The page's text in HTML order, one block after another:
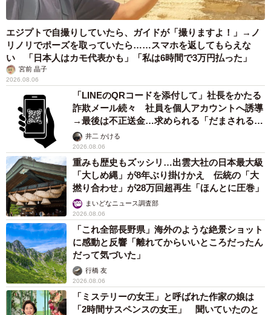
エジプトで自撮りしていたら、ガイドが「撮りますよ！」→ノ
リノリでポーズを取っていたら……スマホを返してもらえな
い 「日本人はカモ代表かも」「私は6時間で3万円払った」
宮前 晶子
2026.08.06
「LINEのQRコードを添付して」社長をかたる
詐欺メール続々 社員を個人アカウントへ誘導
→最後は不正送金…求められる「だまされる前
提」の対策
井二 かける
2026.08.06
重みも歴史もズッシリ…出雲大社の日本最大級
「大しめ縄」が8年ぶり掛けかえ 伝統の「大
撚り合わせ」が28万回超再生「ほんとに圧巻」
まいどなニュース調査部
2026.08.06
「これ全部長野県」海外のような絶景ショット
に感動と反響「離れてからいいところだったん
だって気づいた」
行橋 友
2026.08.06
「ミステリーの女王」と呼ばれた作家の娘は
「2時間サスペンスの女王」 聞いていたのと